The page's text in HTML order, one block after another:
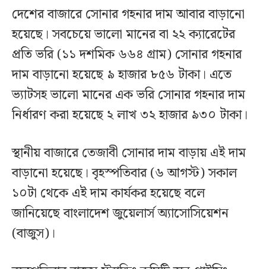
দেশের বাজারে সোনার গহনার দাম আবার বাড়ানো
হয়েছে। সবচেয়ে ভালো মানের বা ২২ ক্যারেটের
প্রতি ভরি (১১ দশমিক ৬৬৪ গ্রাম) সোনার গহনার
দাম বাড়ানো হয়েছে ৯ হাজার ৮৫৬ টাকা। এতে
ভ্যাটসহ ভালো মানের এক ভরি সোনার গহনার দাম
নির্ধারণ করা হয়েছে ২ লাখ ৩২ হাজার ৯৩০ টাকা।
স্থানীয় বাজারে তেজাবী সোনার দাম বাড়ায় এই দাম
বাড়ানো হয়েছে। বৃহস্পতিবার (৬ আগস্ট) সকাল
১০টা থেকে এই দাম কার্যকর হয়েছে বলে
জানিয়েছে বাংলাদেশ জুয়েলার্স অ্যাসোসিয়েশন
(বাজুস)।